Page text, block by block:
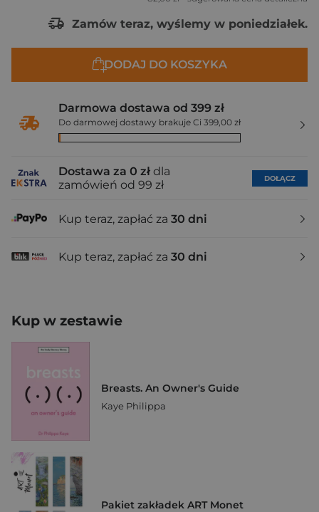
Zamów teraz, wyślemy w poniedziałek.
DODAJ DO KOSZYKA
Darmowa dostawa od 399 zł
Do darmowej dostawy brakuje Ci 399,00 zł
Dostawa za 0 zł dla
zamówień od 99 zł
DOŁĄCZ
Kup teraz, zapłać za 30 dni
Kup teraz, zapłać za 30 dni
Kup w zestawie
Breasts. An Owner's Guide
Kaye Philippa
Pakiet zakładek ART Monet